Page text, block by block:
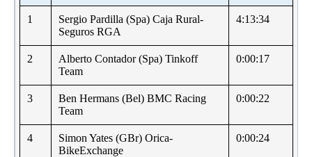
1
Sergio Pardilla (Spa) Caja Rural-
Seguros RGA
4:13:34
2
Alberto Contador (Spa) Tinkoff
Team
0:00:17
3
Ben Hermans (Bel) BMC Racing
Team
0:00:22
4
Simon Yates (GBr) Orica-
BikeExchange
0:00:24